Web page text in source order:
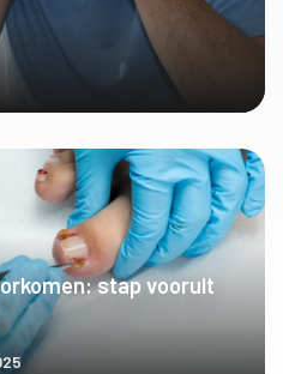
MEER
stap vooruit